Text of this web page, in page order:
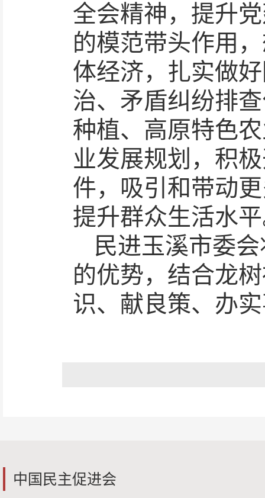
全会精神，提升
的模范带头作用
体经济，扎实做
治、矛盾纠纷排
种植、高原特色
业发展规划，积
件，吸引和带动
提升群众生活水
民进玉溪市委
的优势，结合龙
识、献良策、办
中国民主促进会